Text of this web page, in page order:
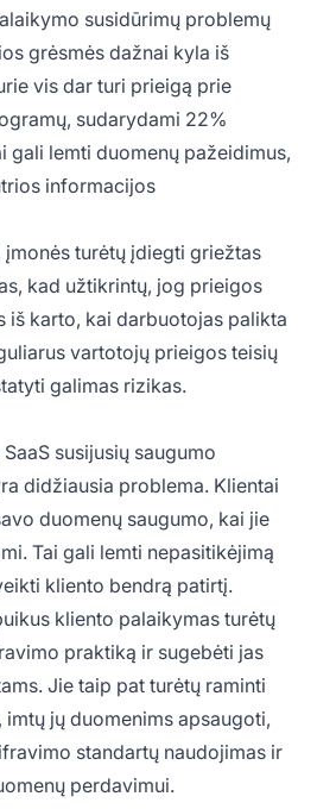
susidūrimų problemų
grėsmės dažnai kyla iš
vis dar turi prieigą prie
sudarydami 22%
gali lemti duomenų pažeidimus,
informacijos
turėtų įdiegti griežtas
kad užtikrintų, jog prieigos
iš karto, kai darbuotojas palikta
vartotojų prieigos teisių
galimas rizikas.
susijusių saugumo
didžiausia problema. Klientai
duomenų saugumo, kai jie
Tai gali lemti nepasitikėjimą
kliento bendrą patirtį.
kliento palaikymas turėtų
praktiką ir sugebėti jas
Jie taip pat turėtų raminti
jų duomenims apsaugoti,
standartų naudojimas ir
perdavimui.